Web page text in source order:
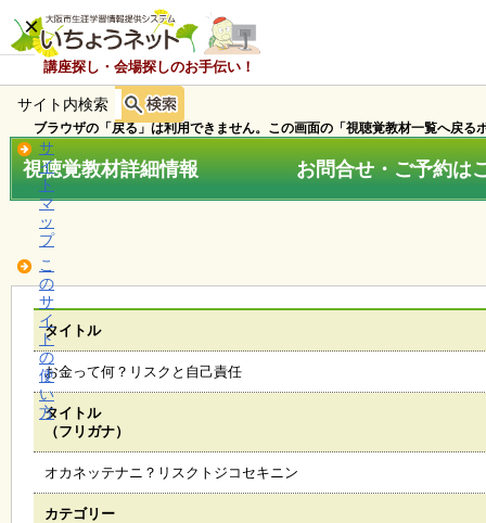
講座探し・会場探しのお手伝い！
×
ホ
ー
ム
知
ら
せ
講
座
・
イ
ベ
ト
サイト内検索
サ
イ
ト
マ
ッ
プ
こ
の
サ
イ
ト
の
使
い
方
ブラウザの「戻る」は利用できません。この画面の「視聴覚教材一覧へ戻る
視聴覚教材詳細情報 お問合せ・ご予約はこ
タイトル
お金って何？リスクと自己責任
タイトル
（フリガナ）
オカネッテナニ？リスクトジコセキニン
カテゴリー